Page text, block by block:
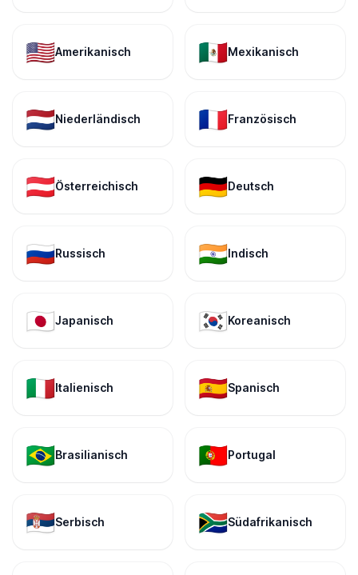
🇺🇸Amerikanisch 🇲🇽Mexikanisch
🇳🇱Niederländisch 🇫🇷Französisch
🇦🇹Österreichisch 🇩🇪Deutsch
🇷🇺Russisch 🇮🇳Indisch
🇯🇵Japanisch 🇰🇷Koreanisch
🇮🇹Italienisch 🇪🇸Spanisch
🇧🇷Brasilianisch 🇵🇹Portugal
🇷🇸Serbisch 🇿🇦Südafrikanisch